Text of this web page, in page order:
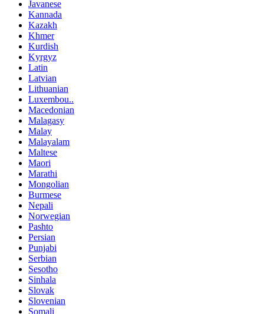
Javanese
Kannada
Kazakh
Khmer
Kurdish
Kyrgyz
Latin
Latvian
Lithuanian
Luxembou..
Macedonian
Malagasy
Malay
Malayalam
Maltese
Maori
Marathi
Mongolian
Burmese
Nepali
Norwegian
Pashto
Persian
Punjabi
Serbian
Sesotho
Sinhala
Slovak
Slovenian
Somali